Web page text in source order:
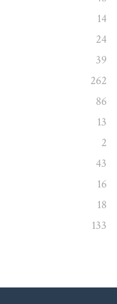
14
24
39
262
86
13
2
43
16
18
133